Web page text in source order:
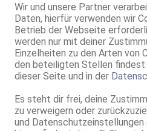
Wir und unsere Partner
Daten, hierfür verwenden wir
Betrieb der Webseite
werden nur mit deiner
Einzelheiten zu den Arten von
den beteiligten Stellen
dieser Seite und in der
Es steht dir frei, deine
zu verweigern oder
und
Alice– Nur auf
Agentur Stern
Hannover
0.6km, Raiffeisenstr. 4
Lucy - kein
Agentur Stern